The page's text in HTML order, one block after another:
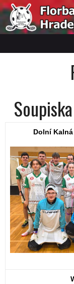
Skip
content
Dolní